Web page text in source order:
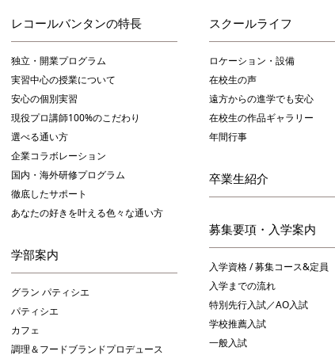
レコールバンタンの特長
独立・開業プログラム
実習中心の授業について
安心の個別実習
現役プロ講師100%のこだわり
選べる通い方
企業コラボレーション
国内・海外研修プログラム
徹底したサポート
あなたの好きを叶える⾊々な通い⽅
学部案内
グラン パティシエ
パティシエ
カフェ
調理＆フードブランドプロデュース
スクールライフ
ロケーション・設備
在校生の声
遠方からの進学でも安心
在校生の作品ギャラリー
年間行事
卒業生紹介
募集要項・入学案内
入学資格 / 募集コース&定員
入学までの流れ
特別先行入試／AO入試
学校推薦入試
一般入試